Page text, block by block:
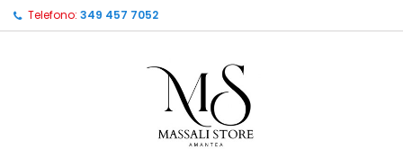
Telefono: 349 457 7052